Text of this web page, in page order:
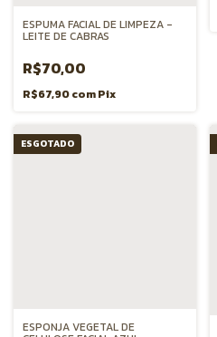
ESPUMA FACIAL DE LIMPEZA -
LEITE DE CABRAS
R$70,00
R$67,90comPix
ESGOTADO
ESPONJA VEGETAL DE